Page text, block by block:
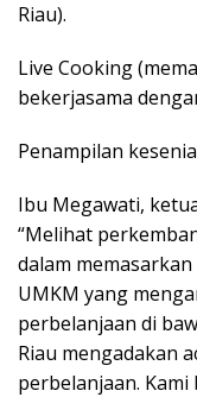
Riau).
Live Cooking
bekerjasama
Penampilan
Ibu Megawati,
“Melihat
dalam
UMKM yang
perbelanjaan di
Riau mengadakan
perbelanjaan.